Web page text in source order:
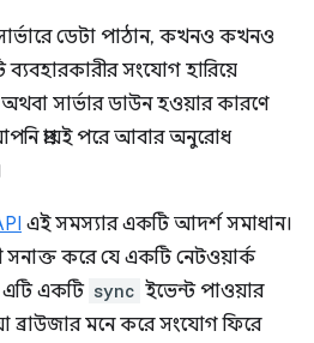
ডেটা পাঠান, কখনও কখনও
সংযোগ হারিয়ে
সার্ভার ডাউন হওয়ার কারণে
প্রায়ই পরে আবার অনুরোধ
এই সমস্যার একটি আদর্শ সমাধান।
করে যে একটি নেটওয়ার্ক
একটি sync ইভেন্ট পাওয়ার
ব্রাউজার মনে করে সংযোগ ফিরে